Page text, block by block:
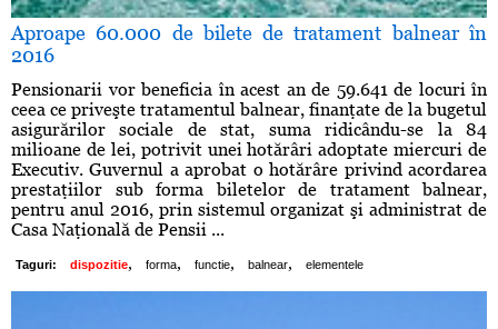
Aproape 60.000 de bilete de tratament balnear în
2016
Pensionarii vor beneficia în acest an de 59.641 de locuri în
ceea ce priveşte tratamentul balnear, finanţate de la bugetul
asigurărilor sociale de stat, suma ridicându-se la 84
milioane de lei, potrivit unei hotărâri adoptate miercuri de
Executiv. Guvernul a aprobat o hotărâre privind acordarea
prestaţiilor sub forma biletelor de tratament balnear,
pentru anul 2016, prin sistemul organizat şi administrat de
Casa Naţională de Pensii ...
Taguri: dispozitie, forma, functie, balnear, elementele